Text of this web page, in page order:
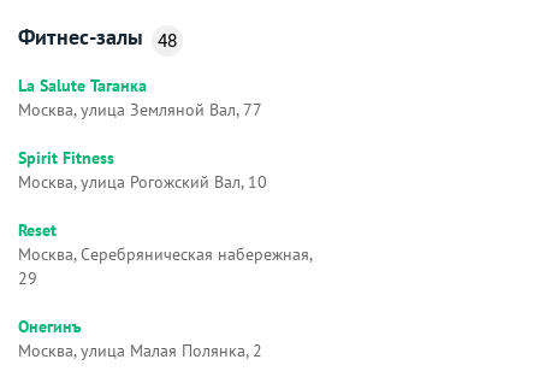
Фитнес-залы 48
La Salute Таганка
Москва, улица Земляной Вал, 77
Spirit Fitness
Москва, улица Рогожский Вал, 10
Reset
Москва, Серебряническая набережная,
29
Онегинъ
Москва, улица Малая Полянка, 2